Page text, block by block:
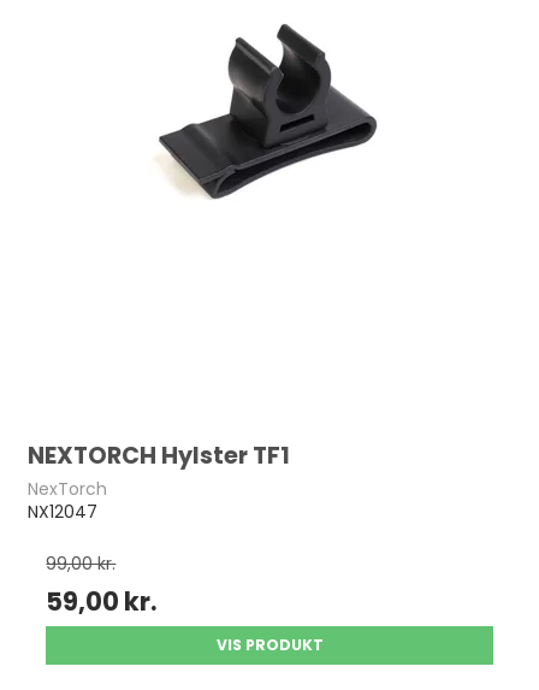
NEXTORCH Hylster TF1
NexTorch
NX12047
99,00 kr.
59,00 kr.
VIS PRODUKT